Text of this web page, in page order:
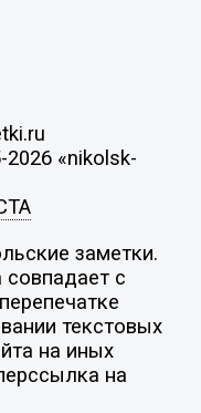
«nikolsk-
заметки.
совпадает с
текстовых
на иных
на